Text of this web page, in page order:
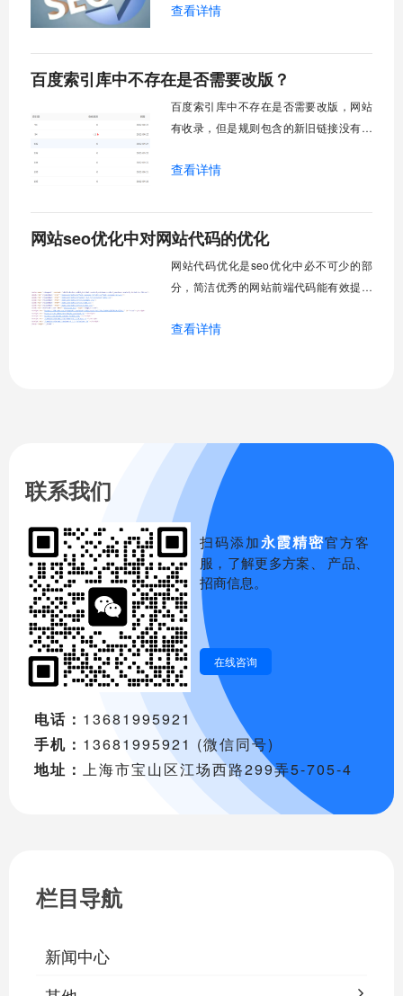
问题。
查看详情
百度索引库中不存在是否需要改版？
百度索引库中不存在是否需要改版，网站
有收录，但是规则包含的新旧链接没有收
据。
查看详情
网站seo优化中对网站代码的优化
网站代码优化是seo优化中必不可少的部
分，简洁优秀的网站前端代码能有效提高
前页面内容主旨，更好的支持百度蜘蛛的
查看详情
联系我们
扫码添加永霞精密官方客
服，了解更多方案、 产品、
招商信息。
在线咨询
电话： 13681995921
手机： 13681995921 (微信同号)
地址： 上海市宝山区江场西路299弄5-705-4
栏目导航
新闻中心